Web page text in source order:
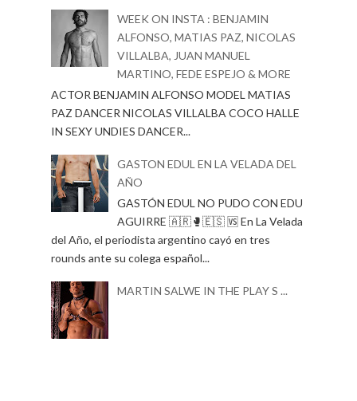
WEEK ON INSTA : BENJAMIN
ALFONSO, MATIAS PAZ, NICOLAS
VILLALBA, JUAN MANUEL
MARTINO, FEDE ESPEJO & MORE
ACTOR BENJAMIN ALFONSO MODEL MATIAS
PAZ DANCER NICOLAS VILLALBA COCO HALLE
IN SEXY UNDIES DANCER...
GASTON EDUL EN LA VELADA DEL
AÑO
GASTÓN EDUL NO PUDO CON EDU
AGUIRRE 🇦🇷🥊🇪🇸 🆚 En La Velada
del Año, el periodista argentino cayó en tres
rounds ante su colega español...
MARTIN SALWE IN THE PLAY S ...